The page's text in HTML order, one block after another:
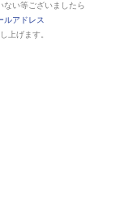
ない等ございましたら
ルアドレス
上げます。